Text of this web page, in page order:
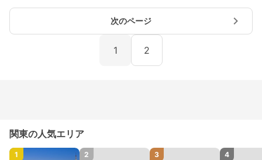
次のページ
1 2
関東の人気エリア
1 2 3 4